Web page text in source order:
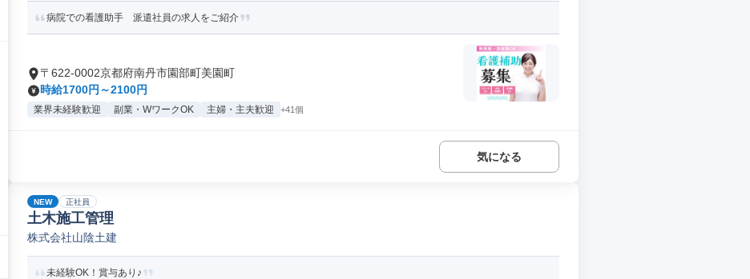
病院での看護助手 派遣社員の求人をご紹介
〒622-0002京都府南丹市園部町美園町
時給1700円～2100円
業界未経験歓迎 副業・WワークOK 主婦・主夫歓迎 +41個
気になる
NEW 正社員
土木施工管理
株式会社山陰土建
未経験OK！賞与あり♪